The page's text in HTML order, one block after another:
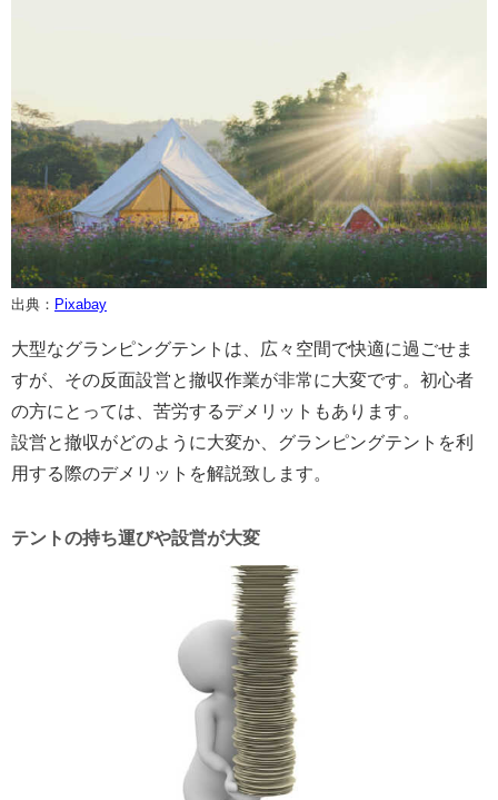
出典： Pixabay
大型なグランピングテントは、広々空間で快適に過ごせま
すが、その反面設営と撤収作業が非常に大変です。初心者
の方にとっては、苦労するデメリットもあります。
設営と撤収がどのように大変か、グランピングテントを利
用する際のデメリットを解説致します。
テントの持ち運びや設営が大変